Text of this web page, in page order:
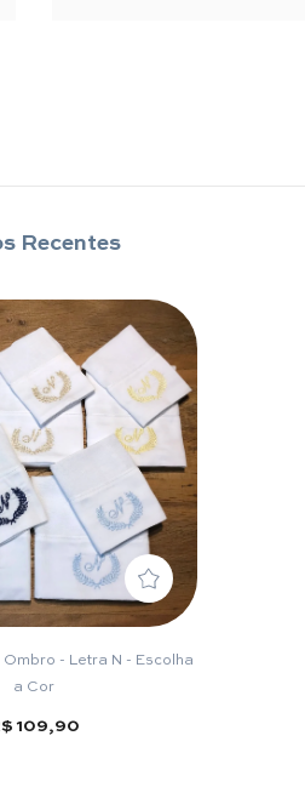
Recentes
- Letra N - Escolha
a Cor
109,90